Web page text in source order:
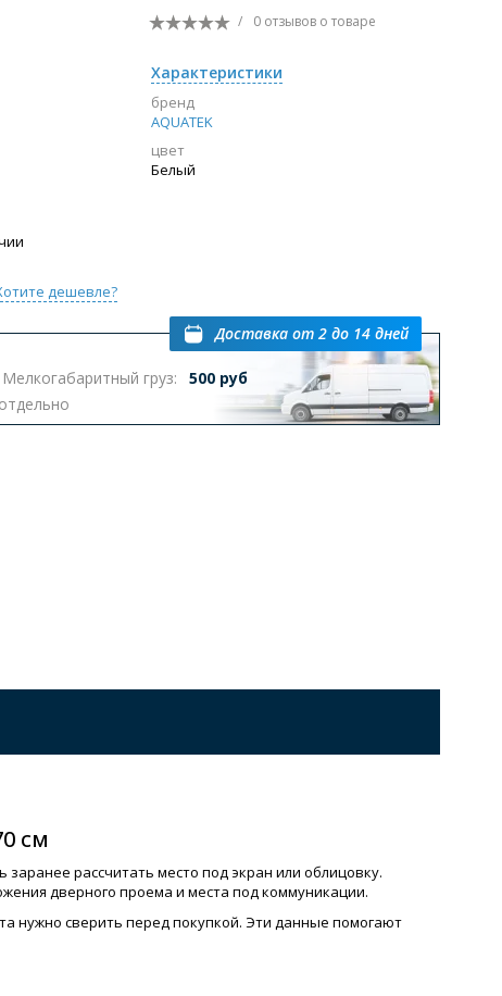
/ 0 отзывов о товаре
Характеристики
бренд
AQUATEK
цвет
Белый
дешевле?
Мелкогабаритный груз:
500 руб
Доставка от 2 до 14 дней
см
рассчитать место под экран или облицовку.
дверного проема и места под коммуникации.
нужно сверить перед покупкой. Эти данные помогают